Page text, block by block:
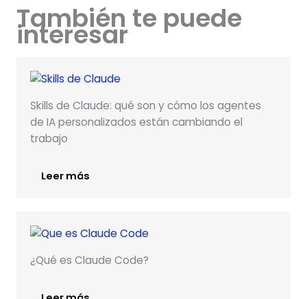
También te puede
interesar
Skills de Claude: qué son y cómo los agentes
de IA personalizados están cambiando el
trabajo
Leer más
¿Qué es Claude Code?